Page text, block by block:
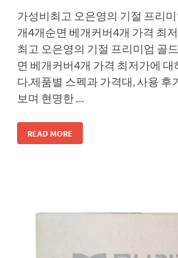
가성비최고 오은영의 기절 프리
개4개순면 베개커버4개 가격 최
최고 오은영의 기절 프리미엄 골
면 베개커버4개 가격 최저가에
다.제품별 스펙과 가격대, 사용 후
보며 현명한 …
READ MORE